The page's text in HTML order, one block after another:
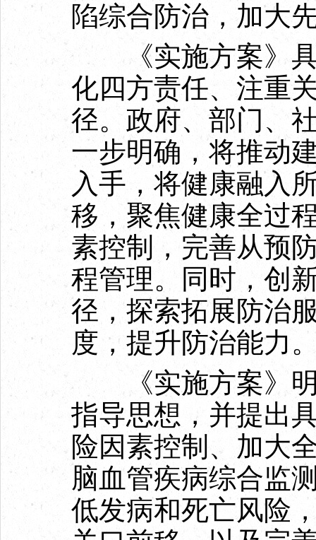
陷综合防治，加大
《实施方案》具
化四方责任、注重
径。政府、部门、
一步明确，将推动
入手，将健康融入
移，聚焦健康全过
素控制，完善从预
程管理。同时，创
径，探索拓展防治
度，提升防治能力
《实施方案》明
指导思想，并提出
险因素控制、加大
脑血管疾病综合监
低发病和死亡风险